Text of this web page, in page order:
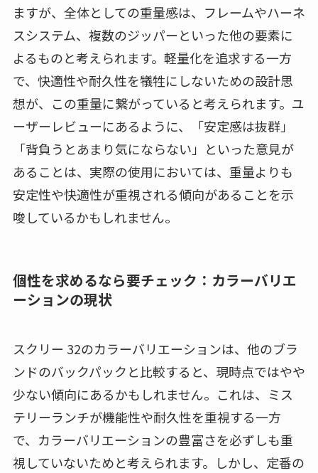
ますが、全体としての重量感は、フレームやハーネ
スシステム、複数のジッパーといった他の要素に
よるものと考えられます。軽量化を追求する一方
で、快適性や耐久性を犠牲にしないための設計思
想が、この重量に繋がっていると考えられます。ユ
ーザーレビューにあるように、「安定感は抜群」
「背負うとあまり気にならない」といった意見が
あることは、実際の使用においては、重量よりも
安定性や快適性が重視される傾向があることを示
唆しているかもしれません。
個性を求めるなら要チェック：カラーバリエ
ーションの現状
スクリー 32のカラーバリエーションは、他のブラ
ンドのバックパックと比較すると、現時点ではやや
少ない傾向にあるかもしれません。これは、ミス
テリーランチが機能性や耐久性を重視する一方
で、カラーバリエーションの豊富さを必ずしも重
視していないためと考えられます。しかし、定番の